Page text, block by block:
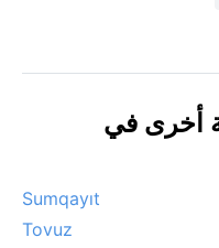
أخرى في
Sumqayıt
Tovuz